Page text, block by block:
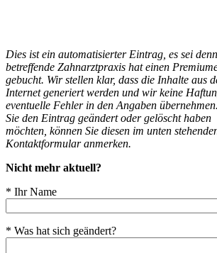
Dies ist ein automatisierter Eintrag, es sei
betreffende Zahnarztpraxis hat einen
gebucht. Wir stellen klar, dass die Inhalte aus
Internet generiert werden und wir keine
eventuelle Fehler in den Angaben
Sie den Eintrag geändert oder gelöscht haben
möchten, können Sie diesen im unten
Kontaktformular anmerken.
Nicht mehr aktuell?
* Ihr Name
* Was hat sich geändert?